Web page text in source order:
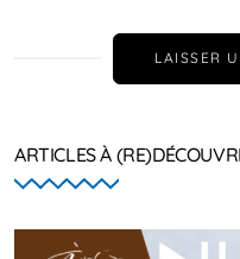
LAISSER
ARTICLES À